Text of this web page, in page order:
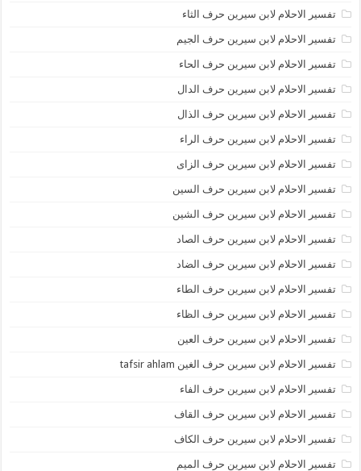
تفسير الاحلام لابن سيرين حرف الثاء
تفسير الاحلام لابن سيرين حرف الجيم
تفسير الاحلام لابن سيرين حرف الحاء
تفسير الاحلام لابن سيرين حرف الدال
تفسير الاحلام لابن سيرين حرف الذال
تفسير الاحلام لابن سيرين حرف الراء
تفسير الاحلام لابن سيرين حرف الزاى
تفسير الاحلام لابن سيرين حرف السين
تفسير الاحلام لابن سيرين حرف الشين
تفسير الاحلام لابن سيرين حرف الصاد
تفسير الاحلام لابن سيرين حرف الضاد
تفسير الاحلام لابن سيرين حرف الطاء
تفسير الاحلام لابن سيرين حرف الظاء
تفسير الاحلام لابن سيرين حرف العين
تفسير الاحلام لابن سيرين حرف الغين tafsir ahlam
تفسير الاحلام لابن سيرين حرف الفاء
تفسير الاحلام لابن سيرين حرف القاف
تفسير الاحلام لابن سيرين حرف الكاف
تفسير الاحلام لابن سيرين حرف الميم